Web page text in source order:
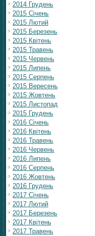
2014 Грудень
2015 Січень
2015 Лютий
2015 Березень
2015 Квітень
2015 Травень
2015 Червень
2015 Липень
2015 Серпень
2015 Вересень
2015 Жовтень
2015 Листопад
2015 Грудень
2016 Січень
2016 Квітень
2016 Травень
2016 Червень
2016 Липень
2016 Серпень
2016 Жовтень
2016 Грудень
2017 Січень
2017 Лютий
2017 Березень
2017 Квітень
2017 Травень